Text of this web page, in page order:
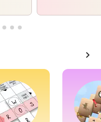
chevron_right